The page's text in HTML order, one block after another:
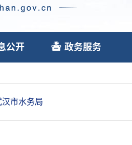
公开 政务服务
汉市水务局